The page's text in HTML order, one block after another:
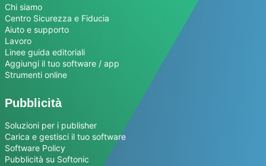
Chi siamo
Centro Sicurezza e Fiducia
Aiuto e supporto
Lavoro
Linee guida editoriali
Aggiungi il tuo software / app
Strumenti online
Pubblicità
Soluzioni per i publisher
Carica e gestisci il tuo software
Software Policy
Pubblicità su Softonic